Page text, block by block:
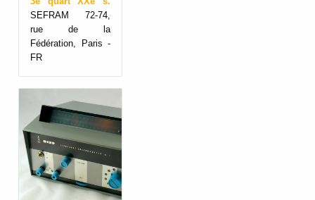
SEFRAM 72-74,
rue de la
Fédération, Paris -
FR